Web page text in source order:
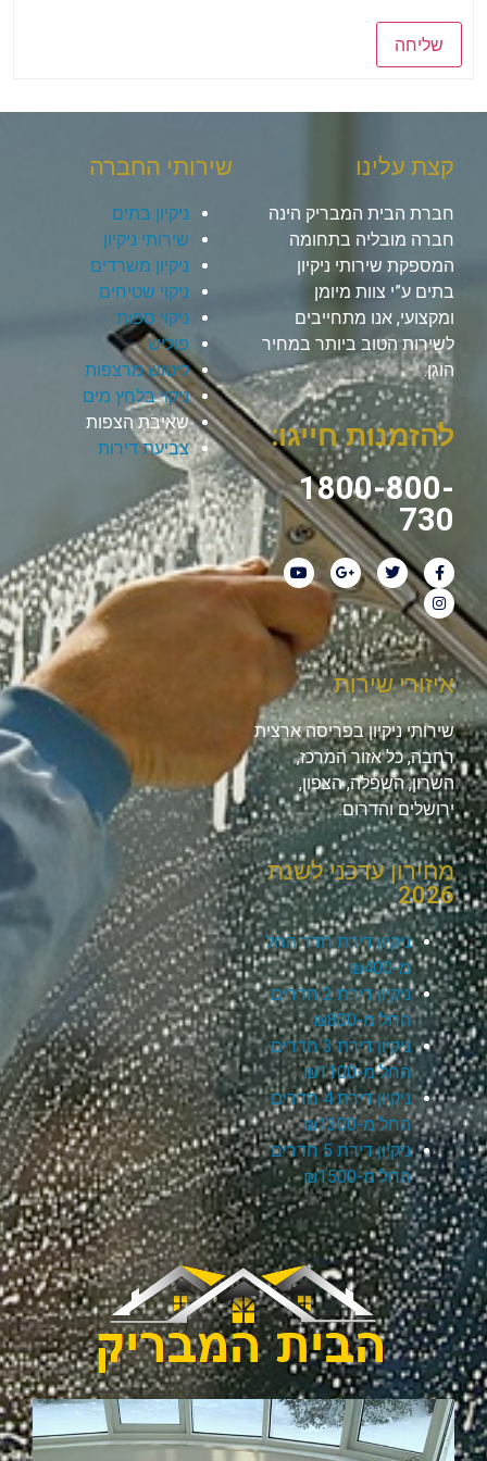
שליחה
קצת עלינו
חברת הבית המבריק הינה
חברה מובליה בתחומה
המספקת שירותי ניקיון
בתים ע”י צוות מיומן
ומקצועי, אנו מתחייבים
לשירות הטוב ביותר במחיר
הוגן.
להזמנות חייגו:
1800-800-
730
שירותי החברה
ניקיון בתים
שירותי ניקיון
ניקיון משרדים
ניקוי שטיחים
ניקוי ספות
פוליש
ליטוש מרצפות
ניקוי בלחץ מים
שאיבת הצפות
צביעת דירות
איזורי שירות
שירותי ניקיון בפריסה ארצית
רחבה, כל אזור המרכז,
השרון, השפלה, הצפון,
ירושלים והדרום.
מחירון עדכני לשנת
2026
ניקיון דירת חדר החל
מ-₪400
ניקיון דירת 2 חדרים
החל מ-₪800
ניקיון דירת 3 חדרים
החל מ-₪1100
ניקיון דירת 4 חדרים
החל מ-₪1300
ניקיון דירת 5 חדרים
החל מ-₪1500